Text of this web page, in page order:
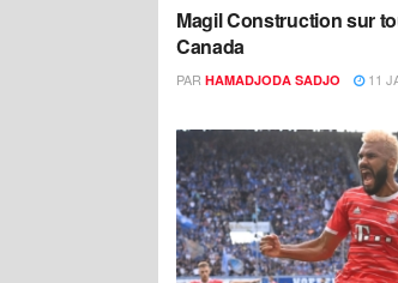
Magil Construction sur
Canada
PAR HAMADJODA SADJO 11